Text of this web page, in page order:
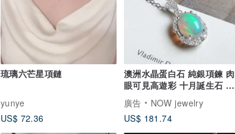
琉璃六芒星項鏈
yunye
US$ 72.36
澳洲水晶蛋白石 純銀項鍊 肉
眼可見高遊彩 十月誕生石 輕
珠寶禮物
廣告
NOW jewelry
US$ 181.74